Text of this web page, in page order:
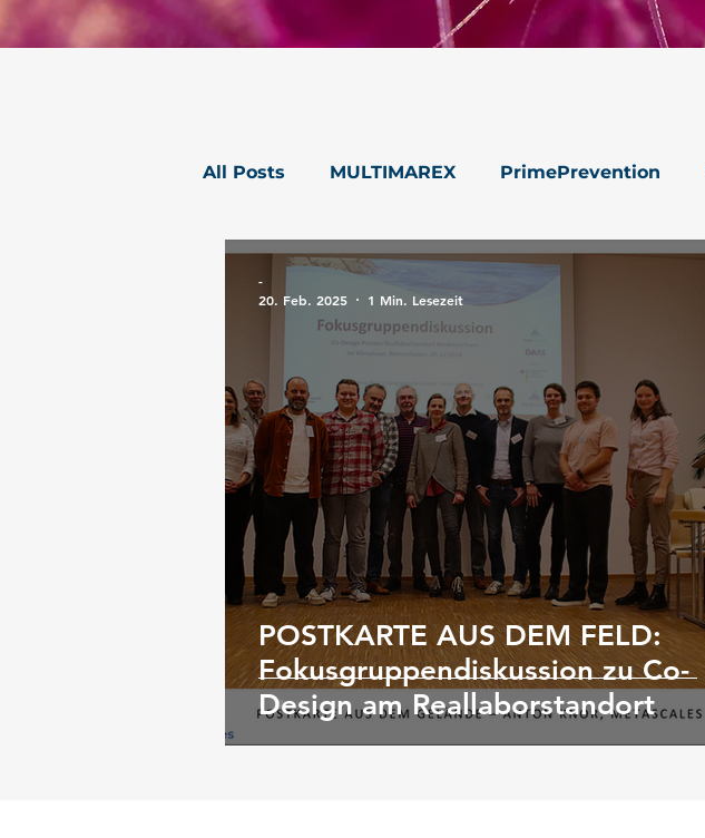
All Posts MULTIMAREX PrimePrevention
Presse mareXtreme Santorini
POSTKARTE AUS DEM FELD:
Fokusgruppendiskussion zu Co-
Design am Reallaborstandort
-
20. Feb. 2025
1 Min. Lesezeit